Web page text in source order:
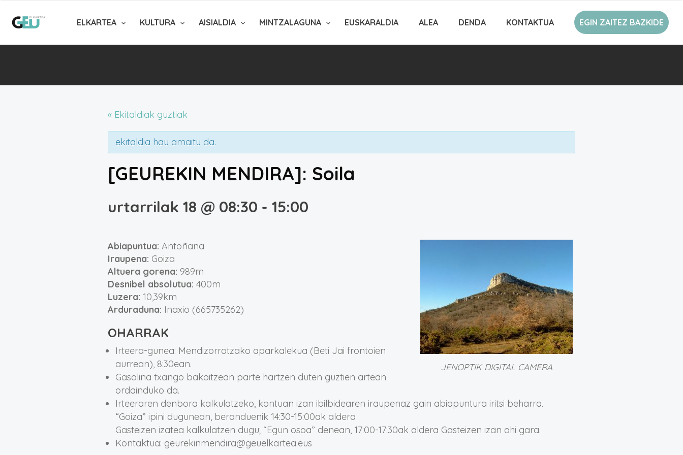
ELKARTEA KULTURA AISIALDIA MINTZALAGUNA EUSKARALDIA ALEA DENDA KONTAKTUA EGIN ZAITEZ BAZKIDE
« Ekitaldiak guztiak
ekitaldia hau amaitu da.
[GEUREKIN MENDIRA]: Soila
urtarrilak 18 @ 08:30 - 15:00
JENOPTIK DIGITAL CAMERA
Abiapuntua: Antoñana
Iraupena: Goiza
Altuera gorena: 989m
Desnibel absolutua: 400m
Luzera: 10,39km
Arduraduna: Inaxio (665735262)
OHARRAK
Irteera-gunea: Mendizorrotzako aparkalekua (Beti Jai frontoien
aurrean), 8:30ean.
Gasolina txango bakoitzean parte hartzen duten guztien artean
ordainduko da.
Irteeraren denbora kalkulatzeko, kontuan izan ibilbidearen iraupenaz gain abiapuntura iritsi beharra.
“Goiza” ipini dugunean, beranduenik 14:30-15:00ak aldera
Gasteizen izatea kalkulatzen dugu; “Egun osoa” denean, 17:00-17:30ak aldera Gasteizen izan ohi gara.
Kontaktua: geurekinmendira@geuelkartea.eus